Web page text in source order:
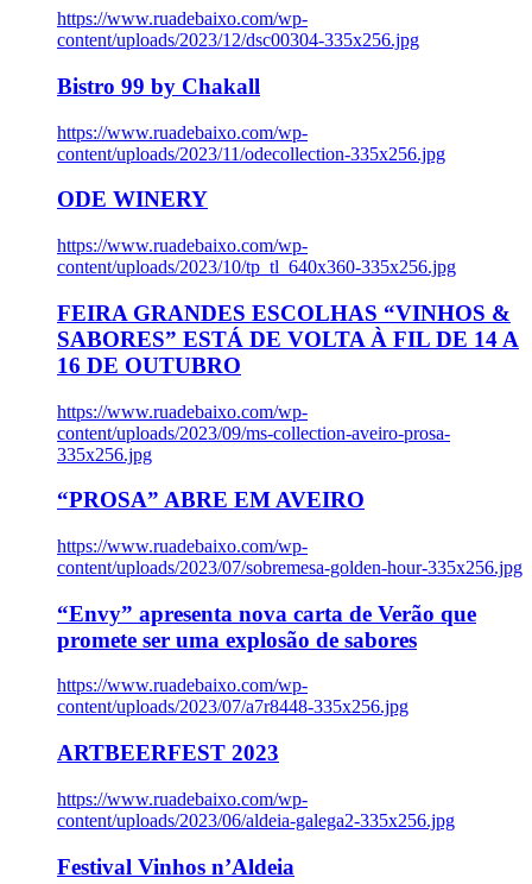
https://www.ruadebaixo.com/wp-
content/uploads/2023/12/dsc00304-335x256.jpg
Bistro 99 by Chakall
https://www.ruadebaixo.com/wp-
content/uploads/2023/11/odecollection-335x256.jpg
ODE WINERY
https://www.ruadebaixo.com/wp-
content/uploads/2023/10/tp_tl_640x360-335x256.jpg
FEIRA GRANDES ESCOLHAS “VINHOS &
SABORES” ESTÁ DE VOLTA À FIL DE 14 A
16 DE OUTUBRO
https://www.ruadebaixo.com/wp-
content/uploads/2023/09/ms-collection-aveiro-prosa-
335x256.jpg
“PROSA” ABRE EM AVEIRO
https://www.ruadebaixo.com/wp-
content/uploads/2023/07/sobremesa-golden-hour-335x256.jpg
“Envy” apresenta nova carta de Verão que
promete ser uma explosão de sabores
https://www.ruadebaixo.com/wp-
content/uploads/2023/07/a7r8448-335x256.jpg
ARTBEERFEST 2023
https://www.ruadebaixo.com/wp-
content/uploads/2023/06/aldeia-galega2-335x256.jpg
Festival Vinhos n’Aldeia